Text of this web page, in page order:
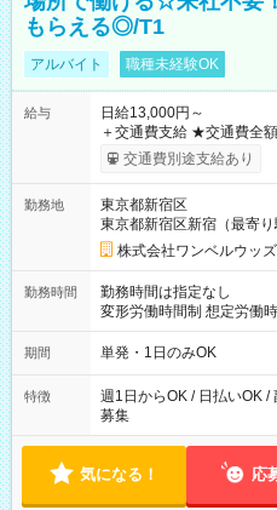
もらえる◎/T1
アルバイト 職種未経験OK
給与
日給13,000円～
＋交通費支給 ★交通費全額支給！ ┗案件により規定あり ★日払
いOK！（規定あり） ┗働
ンビニATMから 日払い分を引き落
交通費別途支給あり
勤務地
東京都新宿区
東京都新宿区新宿（最寄り
株式会社ワンベルウッズ
勤務時間
勤務時間は指定なし
変形労働時間制 想定労働時間160時間/月
～21：00
期間 単発・1日のみOK
特徴
週1日からOK / 日払いOK /
募集
気になる！ 応